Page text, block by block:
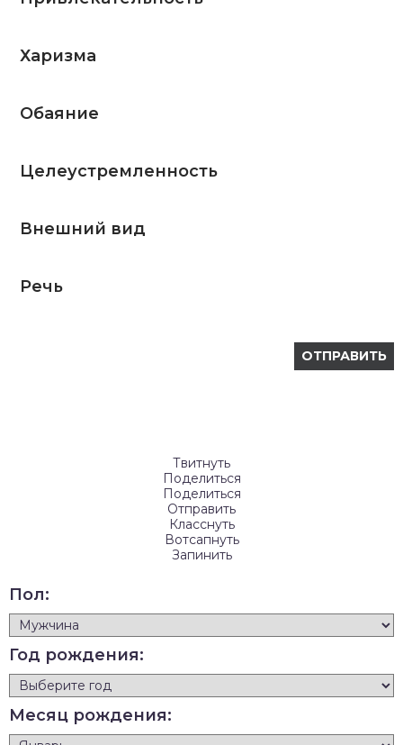
Харизма
Обаяние
Целеустремленность
Внешний вид
Речь
Твитнуть
Поделиться
Поделиться
Отправить
Класснуть
Вотсапнуть
Запинить
Пол:
Год рождения:
Месяц рождения: